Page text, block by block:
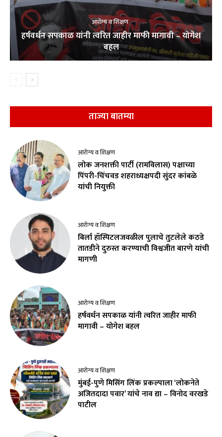
आरोग्य व शिक्षण
हर्षवर्धन सपकाळ यांनी त्वरित जाहीर माफी मागावी – योगेश
बहल
ताज्या बातम्या
आरोग्य व शिक्षण
लोक जनशक्ती पार्टी (रामविलास) पक्षाच्या
पिंपरी-चिंचवड शहराध्यक्षपदी सुंदर कांबळे
यांची नियुक्ती
आरोग्य व शिक्षण
बिर्ला हॉस्पिटलजवळील पुलाचे तुटलेले कठडे
तातडीने दुरुस्त करण्याची विश्वजीत बारणे यांची
मागणी
आरोग्य व शिक्षण
हर्षवर्धन सपकाळ यांनी त्वरित जाहीर माफी
मागावी – योगेश बहल
आरोग्य व शिक्षण
मुंबई-पुणे मिसिंग लिंक प्रकल्पाला ‘लोकनेते
अजितदादा पवार’ यांचे नाव द्या – विनोद वरखडे
पाटील